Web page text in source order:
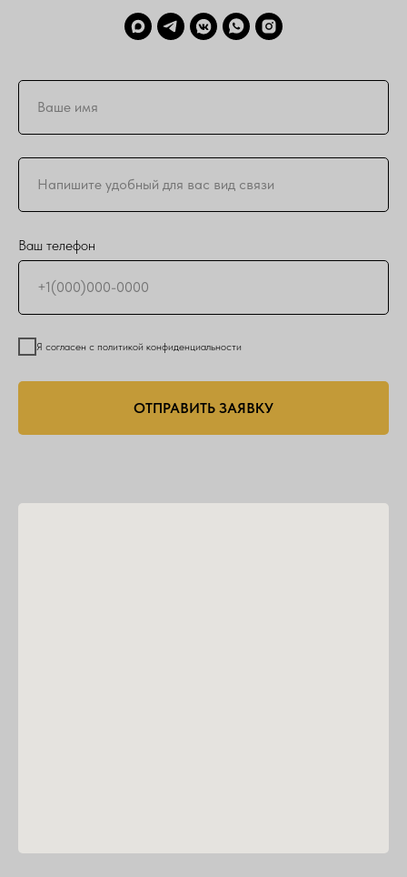
Ваш телефон
Я согласен с политикой конфиденциальности
ОТПРАВИТЬ ЗАЯВКУ